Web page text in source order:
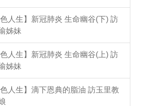
人生】新冠肺炎 生命幽谷(下) 訪
姊妹
人生】新冠肺炎 生命幽谷(上) 訪
姊妹
人生】滴下恩典的脂油 訪玉里教